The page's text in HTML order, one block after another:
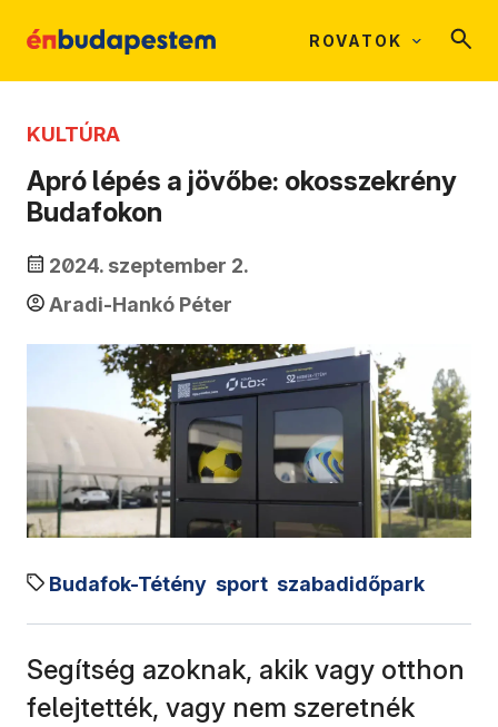
ROVATOK
KULTÚRA
Apró lépés a jövőbe: okosszekrény
Budafokon
2024. szeptember 2.
Aradi-Hankó Péter
Budafok-Tétény sport szabadidőpark
Segítség azoknak, akik vagy otthon
felejtették, vagy nem szeretnék